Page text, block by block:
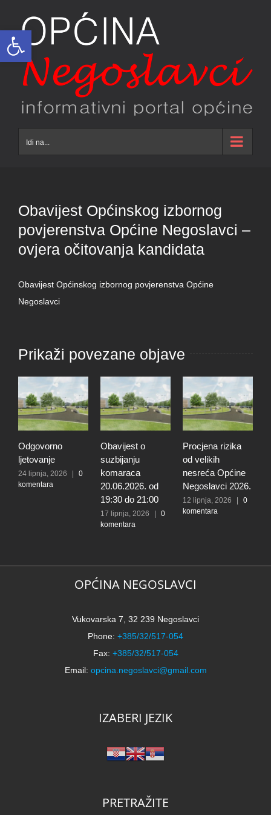
Open toolbar
content
Idi na...
Obavijest Općinskog izbornog
povjerenstva Općine Negoslavci –
ovjera očitovanja kandidata
Obavijest Općinskog izbornog povjerenstva Općine
Negoslavci
Prikaži povezane objave
Odgovorno
ljetovanje
24 lipnja, 2026
0
komentara
Obavijest o
suzbijanju
komaraca
20.06.2026. od
19:30 do 21:00
17 lipnja, 2026
0
komentara
Procjena rizika
od velikih
nesreća Općine
Negoslavci 2026.
12 lipnja, 2026
0
komentara
OPĆINA NEGOSLAVCI
Vukovarska 7, 32 239 Negoslavci
Phone: +385/32/517-054
Fax: +385/32/517-054
Email: opcina.negoslavci@gmail.com
IZABERI JEZIK
PRETRAŽITE